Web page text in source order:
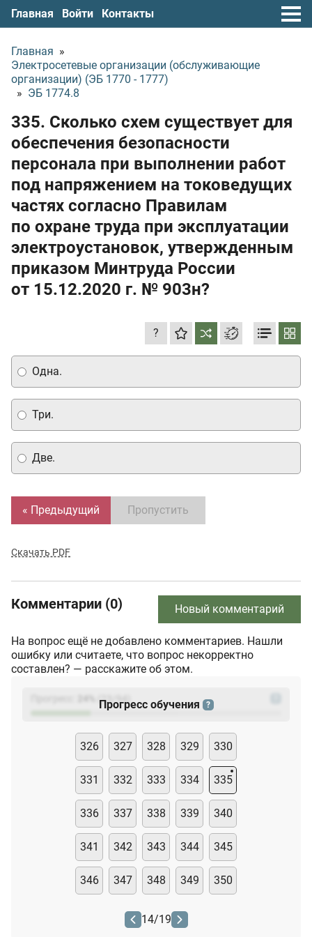
Главная Войти Контакты
Главная »
Электросетевые организации (обслуживающие
организации) (ЭБ 1770 - 1777)
» ЭБ 1774.8
335. Сколько схем существует для
обеспечения безопасности
персонала при выполнении работ
под напряжением на токоведущих
частях согласно Правилам
по охране труда при эксплуатации
электроустановок, утвержденным
приказом Минтруда России
от 15.12.2020 г. № 903н?
?
Одна.
Две.
Три.
« Предыдущий Пропустить
Скачать PDF
Комментарии (0) Новый комментарий
На вопрос ещё не добавлено комментариев. Нашли
ошибку или считаете, что вопрос некорректно
составлен? — расскажите об этом.
(23
Прогресс обучения ?
326 327 328 329 330
331 332 333 334 335
336 337 338 339 340
341 342 343 344 345
346 347 348 349 350
14/19